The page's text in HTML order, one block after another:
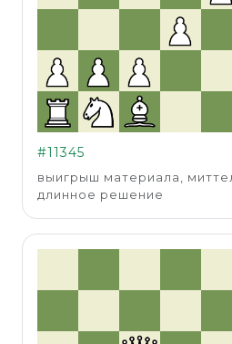
#11345
выигрыш материала,
длинное решение